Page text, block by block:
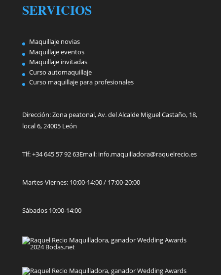
SERVICIOS
Maquillaje novias
Maquillaje eventos
Maquillaje invitadas
Curso automaquillaje
Curso maquillaje para profesionales
Dirección:Zona peatonal, Av. del Alcalde Miguel Castaño, 18,
local 6, 24005 León
Tlf: +34 645 57 92 63Email: info.maquilladora@raquelrecio.es
Martes-Viernes: 10:00-14:00 / 17:00-20:00
Sábados 10:00-14:00